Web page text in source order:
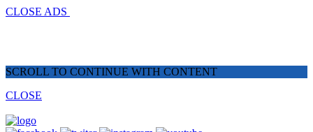
CLOSE ADS
SCROLL TO CONTINUE WITH CONTENT
CLOSE